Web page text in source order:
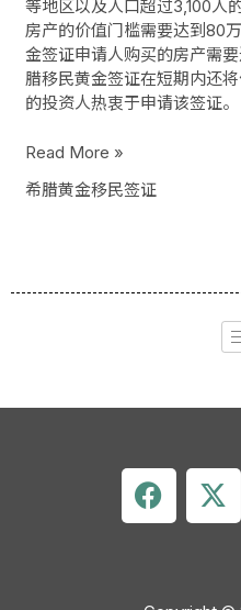
等地区以及人口超过3,100人
房产的价值门槛需要达到80
金签证申请人购买的房产需
腊移民黄金签证在短期内还
的投资人热衷于申请该签证。
Read More »
希腊黄金移民签证
F
a
X
-